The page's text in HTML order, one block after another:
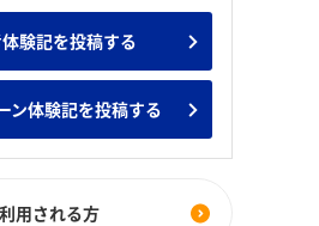
みんなのインターン人気企業ランキ
験記を投稿する
ン体験記を投稿する
用される方